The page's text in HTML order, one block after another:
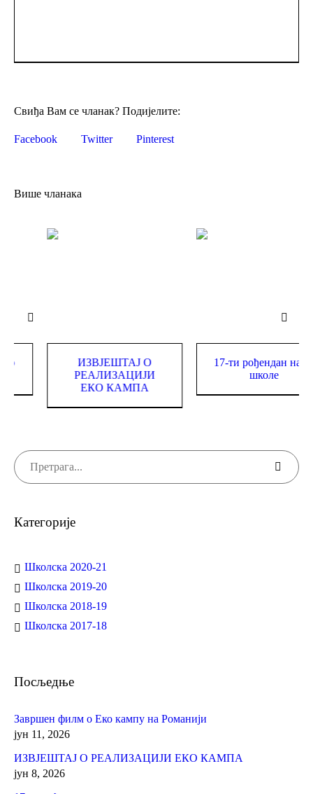
Свиђа Вам се чланак? Подијелите:
Facebook Twitter Pinterest
Више чланака
филм о Еко
на Романији
ИЗВЈЕШТАЈ О
РЕАЛИЗАЦИЈИ
17-ти
Категорије
Школска 2020-21
Школска 2019-20
Школска 2018-19
Школска 2017-18
Посљедње
Завршен филм о Еко кампу на Романији
јун 11, 2026
ИЗВЈЕШТАЈ О РЕАЛИЗАЦИЈИ ЕКО КАМПА
јун 8, 2026